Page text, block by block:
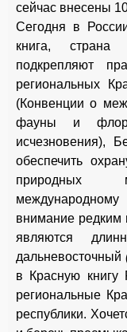
сейчас внесены
Сегодня в
книга, страна
подкрепляют
региональных
(Конвенции о
фауны и
исчезновения),
обеспечить
природных
внимание редким
являются
дальневосточный
в Красную
региональные
республики.